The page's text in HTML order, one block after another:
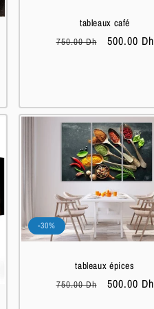
tableaux café
Prix
750.00 Dh
Prix
500.00 Dh
-30%
tableaux épices
Prix
750.00 Dh
Prix
500.00 Dh